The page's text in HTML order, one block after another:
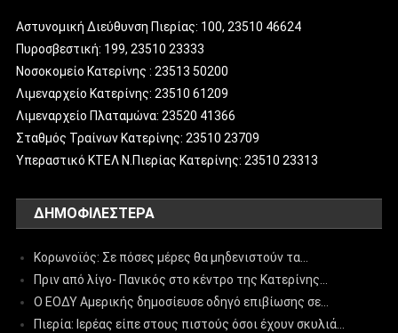
Αστυνομική Διεύθυνση Πιερίας: 100, 23510 46624
Πυροσβεστική: 199, 23510 23333
Νοσοκομείο Κατερίνης : 23513 50200
Λιμεναρχείο Κατερίνης: 23510 61209
Λιμεναρχείο Πλαταμώνα: 23520 41366
Σταθμός Τραίνων Κατερίνης: 23510 23709
Υπεραστικό ΚΤΕΛ Ν.Πιερίας Κατερίνης: 23510 23313
ΔΗΜΟΦΙΛΈΣΤΕΡΑ
Κορωνοϊός: Σε πόσες μέρες θα μηδενιστούν τα…
Πριν από λίγο- Πανικός στο κέντρο της Κατερίνης…
Ο ΕΟΔΥ Αμερικής δημοσίευσε οδηγό επιβίωσης σε…
Πιερία: Ιερέας είπε στους πιστούς όσοι έχουν σκυλιά…